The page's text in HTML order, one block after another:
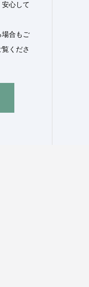
心して
合もご
くださ